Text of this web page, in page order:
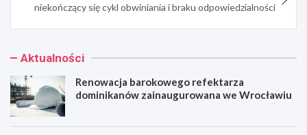
niekończący się cykl obwiniania i braku odpowiedzialności
Aktualności
Renowacja barokowego refektarza
dominikanów zainaugurowana we Wrocławiu